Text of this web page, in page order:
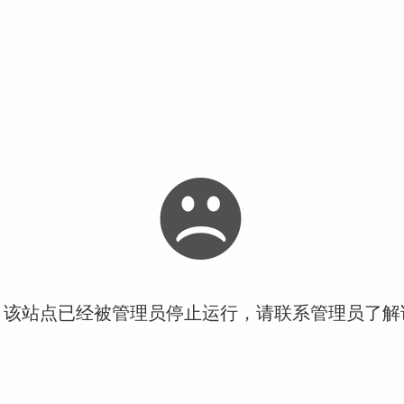
站点已经被管理员停止运行，请联系管理员了